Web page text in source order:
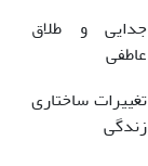
جدایی و طلاق
عاطفی
تغییرات ساختاری
زندگی